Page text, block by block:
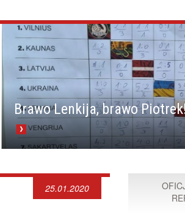
Brawo Lenkija, brawo
25.01.2020